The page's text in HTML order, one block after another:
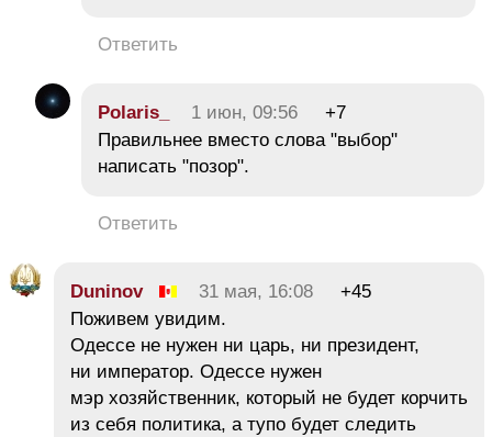
Ответить
Polaris_ 1 июн, 09:56
+7
Правильнее вместо слова "выбор"
написать "позор".
Ответить
Duninov 31 мая, 16:08
+45
Поживем увидим.
Одессе не нужен ни царь, ни президент,
ни император. Одессе нужен
мэр хозяйственник, который не будет корчить
из себя политика, а тупо будет следить